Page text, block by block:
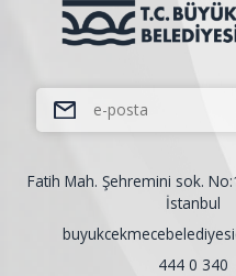
Fatih Mah. Şehremini sok.
İstanbul
444 0 340